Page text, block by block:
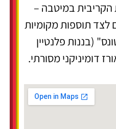
הקריבית במיטבה –
תוספות מקומיות
(בננות פלנטיין
דומיניקני מסורתי.